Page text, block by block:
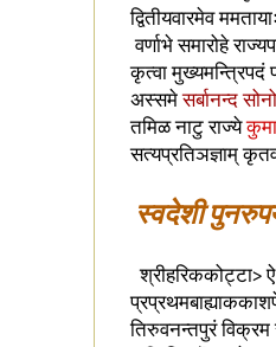
द्वितीयवारमेव
वर्णाभे समारोहे
कृत्वा मुख्यमन्त्रिपदं
अस्समेसर्बानन्द
तमिळ नाटु राज्ये
सत्यप्रतिञज्ञाम्
स्वदेशी
‍श्रीहरिककोट्टा>
तिरुवनन्तपुरं विक्रम